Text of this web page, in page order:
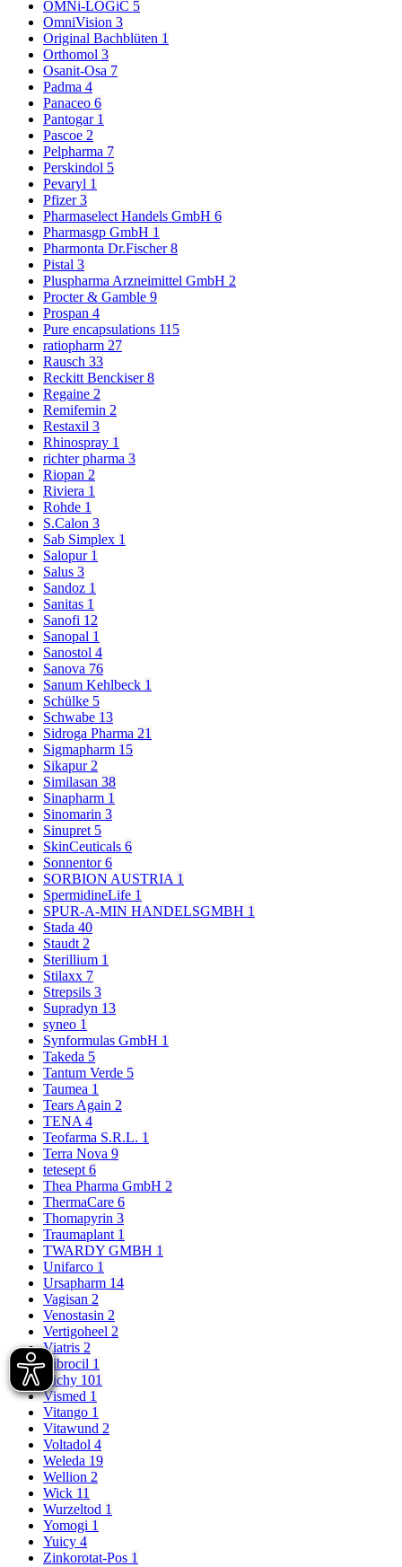
OMNi-LOGiC 5
OmniVision 3
Original Bachblüten 1
Orthomol 3
Osanit-Osa 7
Padma 4
Panaceo 6
Pantogar 1
Pascoe 2
Pelpharma 7
Perskindol 5
Pevaryl 1
Pfizer3
Pharmaselect Handels GmbH 6
Pharmasgp GmbH 1
Pharmonta Dr.Fischer8
Pistal 3
Pluspharma Arzneimittel GmbH 2
Procter & Gamble 9
Prospan 4
Pure encapsulations 115
ratiopharm 27
Rausch 33
Reckitt Benckiser8
Regaine 2
Remifemin 2
Restaxil 3
Rhinospray 1
richter pharma 3
Riopan 2
Riviera 1
Rohde 1
S.Calon 3
Sab Simplex 1
Salopur 1
Salus 3
Sandoz 1
Sanitas 1
Sanofi 12
Sanopal 1
Sanostol 4
Sanova 76
Sanum Kehlbeck 1
Schülke 5
Schwabe 13
Sidroga Pharma 21
Sigmapharm 15
Sikapur2
Similasan 38
Sinapharm 1
Sinomarin 3
Sinupret 5
SkinCeuticals 6
Sonnentor6
SORBION AUSTRIA 1
SpermidineLife 1
SPUR-A-MIN HANDELSGMBH 1
Stada 40
Staudt2
Sterillium 1
Stilaxx 7
Strepsils 3
Supradyn 13
syneo 1
Synformulas GmbH 1
Takeda 5
Tantum Verde 5
Taumea 1
Tears Again 2
TENA4
Teofarma S.R.L. 1
Terra Nova 9
tetesept6
Thea Pharma GmbH 2
ThermaCare 6
Thomapyrin 3
Traumaplant 1
TWARDY GMBH 1
Unifarco 1
Ursapharm 14
Vagisan 2
Venostasin 2
Vertigoheel 2
Viatris 2
Vibrocil 1
Vichy 101
Vismed 1
Vitango 1
Vitawund 2
Voltadol 4
Weleda 19
Wellion 2
Wick 11
Wurzeltod 1
Yomogi 1
Yuicy 4
Zinkorotat-Pos 1